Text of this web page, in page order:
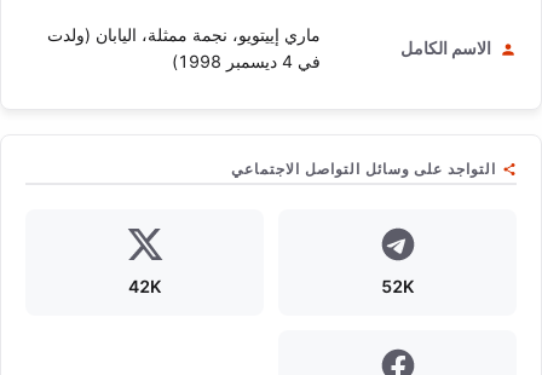
الاسم الكامل
ماري إييتويو، نجمة ممثلة، اليابان (ولدت
في 4 ديسمبر 1998)
التواجد على وسائل التواصل الاجتماعي
52K
42K